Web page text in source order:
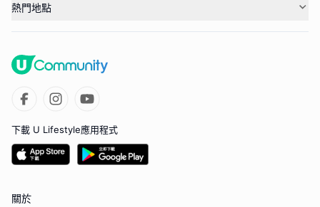
熱門地點
下載 U Lifestyle應用程式
關於